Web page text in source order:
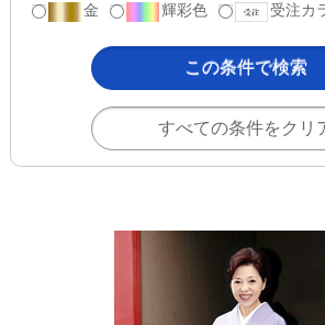
金
輝彩色 受注カ